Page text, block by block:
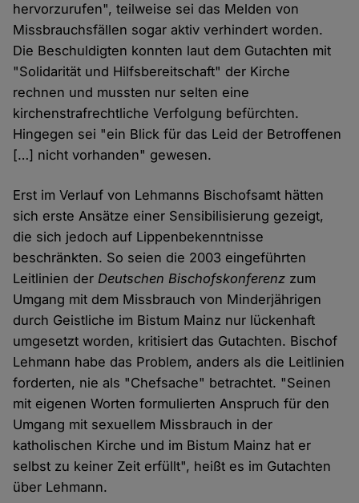
hervorzurufen", teilweise sei das Melden von
Missbrauchsfällen sogar aktiv verhindert worden.
Die Beschuldigten konnten laut dem Gutachten mit
"Solidarität und Hilfsbereitschaft" der Kirche
rechnen und mussten nur selten eine
kirchenstrafrechtliche Verfolgung befürchten.
Hingegen sei "ein Blick für das Leid der Betroffenen
[…] nicht vorhanden" gewesen.
Erst im Verlauf von Lehmanns Bischofsamt hätten
sich erste Ansätze einer Sensibilisierung gezeigt,
die sich jedoch auf Lippenbekenntnisse
beschränkten. So seien die 2003 eingeführten
Leitlinien derDeutschen Bischofskonferenz zum
Umgang mit dem Missbrauch von Minderjährigen
durch Geistliche im Bistum Mainz nur lückenhaft
umgesetzt worden, kritisiert das Gutachten. Bischof
Lehmann habe das Problem, anders als die Leitlinien
forderten, nie als "Chefsache" betrachtet. "Seinen
mit eigenen Worten formulierten Anspruch für den
Umgang mit sexuellem Missbrauch in der
katholischen Kirche und im Bistum Mainz hat er
selbst zu keiner Zeit erfüllt", heißt es im Gutachten
über Lehmann.